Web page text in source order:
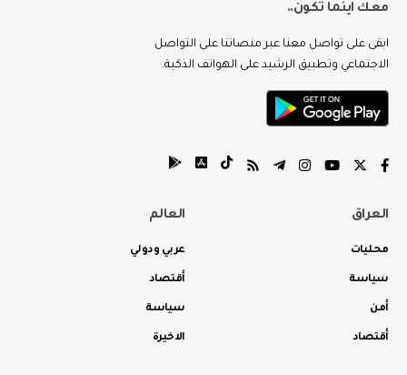
معك اينما تكون..
ابقى على تواصل معنا عبر منصاتنا على التواصل
الاجتماعي وتطبيق الرشيد على الهواتف الذكية.
العراق
محليات
سياسة
أمن
أقتصاد
العالم
عربي ودولي
أقتصاد
سياسة
الاخيرة